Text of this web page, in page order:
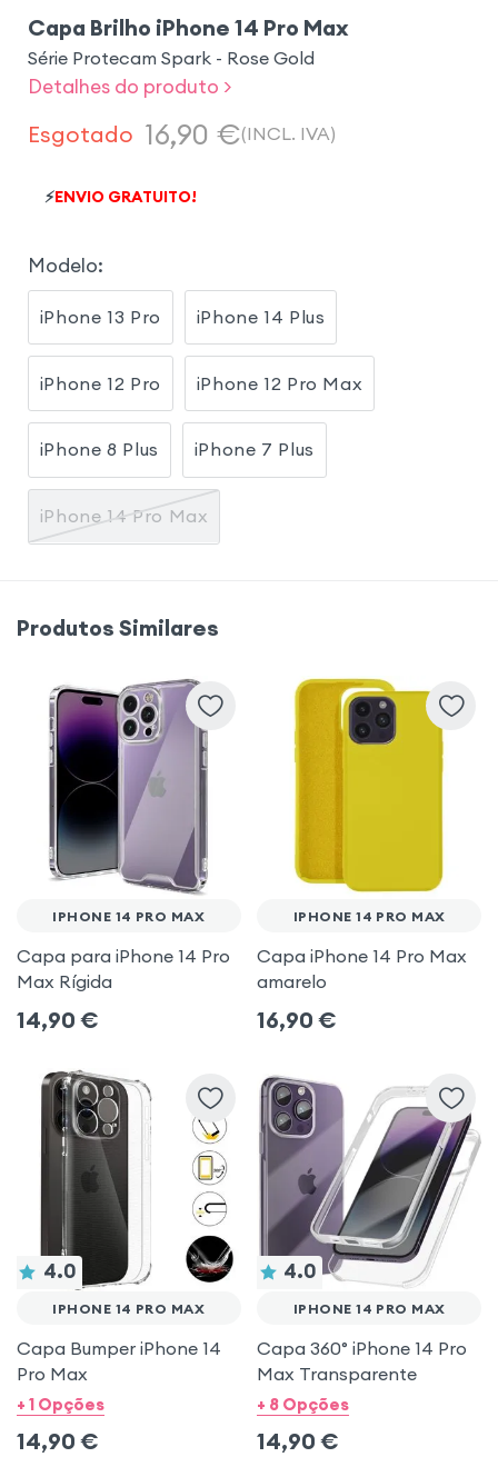
Capa Brilho iPhone 14 Pro Max
Série Protecam Spark - Rose Gold
Detalhes do produto >
Esgotado 16,90 €(INCL. IVA)
⚡ENVIO GRATUITO!
Modelo:
iPhone 13 Pro iPhone 14 Plus
iPhone 12 Pro iPhone 12 Pro Max
iPhone 8 Plus iPhone 7 Plus
iPhone 14 Pro Max
Produtos Similares
IPHONE 14 PRO MAX
Capa para iPhone 14 Pro
Max Rígida
14,90 €
IPHONE 14 PRO MAX
Capa iPhone 14 Pro Max
amarelo
16,90 €
4.0
IPHONE 14 PRO MAX
Capa Bumper iPhone 14
Pro Max
+ 1 Opções
14,90 €
4.0
IPHONE 14 PRO MAX
Capa 360° iPhone 14 Pro
Max Transparente
+ 8 Opções
14,90 €